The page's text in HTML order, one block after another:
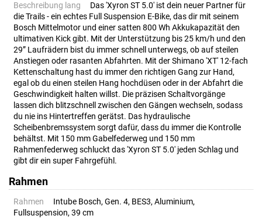
Beschreibung lang
Das 'Xyron ST 5.0' ist dein neuer Partner für
die Trails - ein echtes Full Suspension E-Bike, das dir mit seinem
Bosch Mittelmotor und einer satten 800 Wh Akkukapazität den
ultimativen Kick gibt. Mit der Unterstützung bis 25 km/h und den
29” Laufrädern bist du immer schnell unterwegs, ob auf steilen
Anstiegen oder rasanten Abfahrten. Mit der Shimano 'XT' 12-fach
Kettenschaltung hast du immer den richtigen Gang zur Hand,
egal ob du einen steilen Hang hochdüsen oder in der Abfahrt die
Geschwindigkeit halten willst. Die präzisen Schaltvorgänge
lassen dich blitzschnell zwischen den Gängen wechseln, sodass
du nie ins Hintertreffen gerätst. Das hydraulische
Scheibenbremssystem sorgt dafür, dass du immer die Kontrolle
behältst. Mit 150 mm Gabelfederweg und 150 mm
Rahmenfederweg schluckt das 'Xyron ST 5.0' jeden Schlag und
gibt dir ein super Fahrgefühl.
Rahmen
Rahmen
Intube Bosch, Gen. 4, BES3, Aluminium,
Fullsuspension, 39 cm